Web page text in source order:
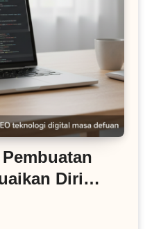
Diri
SEO Masa